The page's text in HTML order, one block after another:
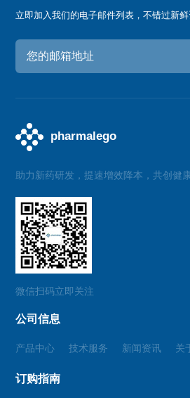
立即加入我们的电子邮件列表，不错过新
助力新药研发，提速增效降本，共创健
微信扫码立即关注
公司信息
产品中心 技术服务 新闻资讯 关
订购指南